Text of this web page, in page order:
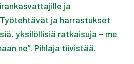
ja
ja harrastukset
yksilöllisiä ratkaisuja – me
ne”. Pihlaja tiivistää.